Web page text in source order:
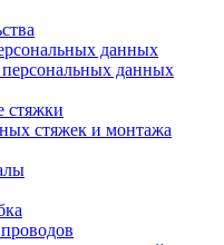
данных
персональных данных
стяжки
стяжек и монтажа